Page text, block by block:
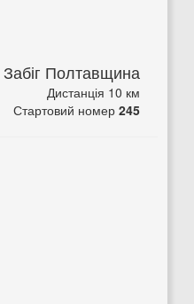
Забіг Полтавщина
Дистанція 10 км
Стартовий номер 245